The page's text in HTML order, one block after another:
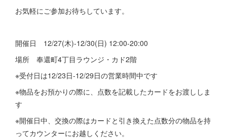
お気軽にご参加お待ちしています。
開催日 12/27(木)-12/30(日) 12:00-20:00
場所 奉還町4丁目ラウンジ・カド2階
※受付日は12/23日-12/29日の営業時間中です
※物品をお預かりの際に、点数を記載したカードをお渡ししま
す
※開催日中、交換の際はカードと引き換えた点数分の物品を持
ってカウンターにお越しください。